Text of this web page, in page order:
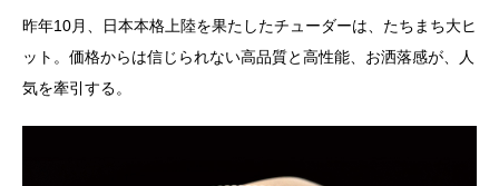
昨年10月、日本本格上陸を果たしたチューダーは、たちまち大ヒ
ット。価格からは信じられない高品質と高性能、お洒落感が、人
気を牽引する。